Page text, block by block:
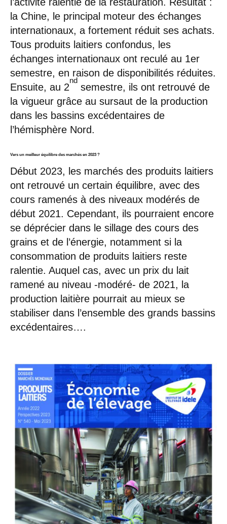
la Chine, le principal moteur des échanges
internationaux, a fortement réduit ses achats.
Tous produits laitiers confondus, les
échanges internationaux ont reculé au 1er
semestre, en raison de disponibilités réduites.
Ensuite, au 2
nd
semestre, ils ont retrouvé de
la vigueur grâce au sursaut de la production
dans les bassins excédentaires de
l’hémisphère Nord.
Vers un meilleur équilibre des marchés en 2023 ?
Début 2023, les marchés des produits laitiers
ont retrouvé un certain équilibre, avec des
cours ramenés à des niveaux modérés de
début 2021. Cependant, ils pourraient encore
se déprécier dans le sillage des cours des
grains et de l’énergie, notamment si la
consommation de produits laitiers reste
ralentie. Auquel cas, avec un prix du lait
ramené au niveau -modéré- de 2021, la
production laitière pourrait au mieux se
stabiliser dans l’ensemble des grands bassins
excédentaires….